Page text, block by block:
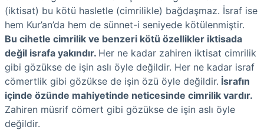
(iktisat) bu kötü hasletle (cimrilikle) bağdaşmaz. İsraf ise
hem Kur’an’da hem de sünnet-i seniyede kötülenmiştir.
Bu cihetle cimrilik ve benzeri kötü özellikler iktisada
değil israfa yakındır. Her ne kadar zahiren iktisat cimrilik
gibi gözükse de işin aslı öyle değildir. Her ne kadar israf
cömertlik gibi gözükse de işin özü öyle değildir. İsrafın
içinde özünde mahiyetinde neticesinde cimrilik vardır.
Zahiren müsrif cömert gibi gözükse de işin aslı öyle
değildir.